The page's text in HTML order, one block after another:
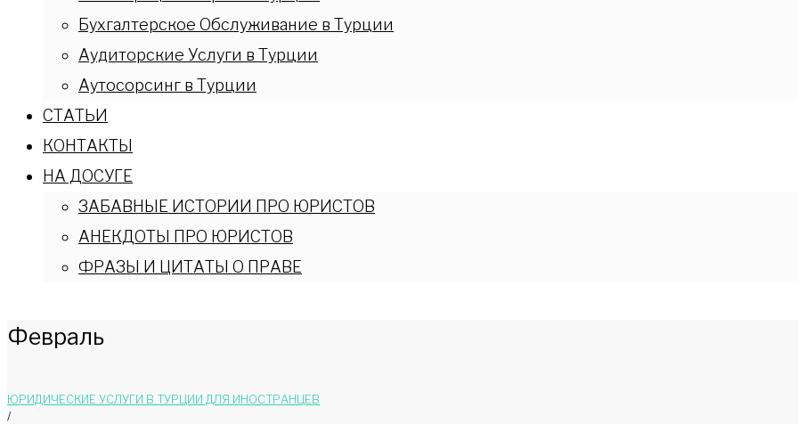
Бухгалтерское Обслуживание в Турции
Аудиторские Услуги в Турции
Аутосорсинг в Турции
СТАТЬИ
КОНТАКТЫ
НА ДОСУГЕ
ЗАБАВНЫЕ ИСТОРИИ ПРО ЮРИСТОВ
АНЕКДОТЫ ПРО ЮРИСТОВ
ФРАЗЫ И ЦИТАТЫ О ПРАВЕ
Февраль
ЮРИДИЧЕСКИЕ УСЛУГИ В ТУРЦИИ ДЛЯ ИНОСТРАНЦЕВ
/